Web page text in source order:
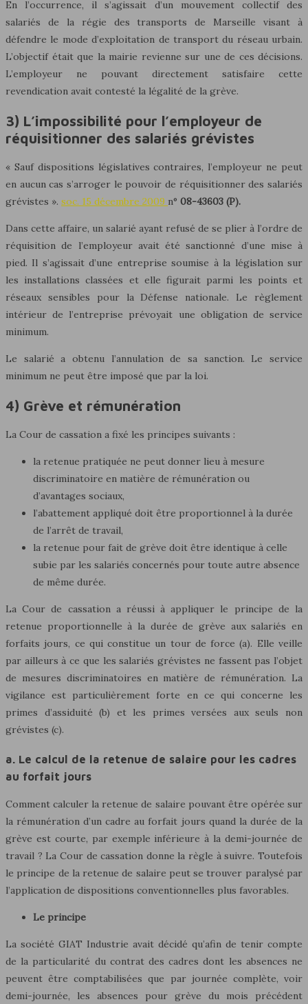
En l’occurrence, il s’agissait d’un mouvement collectif des
salariés de la régie des transports de Marseille visant à
défendre le mode d’exploitation de transport du réseau urbain.
L’objectif était que la mairie revienne sur une de ces décisions.
L’employeur ne pouvant directement satisfaire cette
revendication avait contesté la légalité de la grève.
3) L’impossibilité pour l’employeur de
réquisitionner des salariés grévistes
« Sauf dispositions législatives contraires, l’employeur ne peut
en aucun cas s’arroger le pouvoir de réquisitionner des salariés
grévistes ». soc. 15 décembre 2009 n° 08-43603 (P).
Dans cette affaire, un salarié ayant refusé de se plier à l’ordre de
réquisition de l’employeur avait été sanctionné d’une mise à
pied. Il s’agissait d’une entreprise soumise à la législation sur
les installations classées et elle figurait parmi les points et
réseaux sensibles pour la Défense nationale. Le règlement
intérieur de l’entreprise prévoyait une obligation de service
minimum.
Le salarié a obtenu l’annulation de sa sanction. Le service
minimum ne peut être imposé que par la loi.
4) Grève et rémunération
La Cour de cassation a fixé les principes suivants :
la retenue pratiquée ne peut donner lieu à mesure
discriminatoire en matière de rémunération ou
d’avantages sociaux,
l’abattement appliqué doit être proportionnel à la durée
de l’arrêt de travail,
la retenue pour fait de grève doit être identique à celle
subie par les salariés concernés pour toute autre absence
de même durée.
La Cour de cassation a réussi à appliquer le principe de la
retenue proportionnelle à la durée de grève aux salariés en
forfaits jours, ce qui constitue un tour de force (a). Elle veille
par ailleurs à ce que les salariés grévistes ne fassent pas l’objet
de mesures discriminatoires en matière de rémunération. La
vigilance est particulièrement forte en ce qui concerne les
primes d’assiduité (b) et les primes versées aux seuls non
grévistes (c).
a. Le calcul de la retenue de salaire pour les cadres
au forfait jours
Comment calculer la retenue de salaire pouvant être opérée sur
la rémunération d’un cadre au forfait jours quand la durée de la
grève est courte, par exemple inférieure à la demi-journée de
travail ? La Cour de cassation donne la règle à suivre. Toutefois
le principe de la retenue de salaire peut se trouver paralysé par
l’application de dispositions conventionnelles plus favorables.
Le principe
La société GIAT Industrie avait décidé qu’afin de tenir compte
de la particularité du contrat des cadres dont les absences ne
peuvent être comptabilisées que par journée complète, voir
demi-journée, les absences pour grève du mois précédent